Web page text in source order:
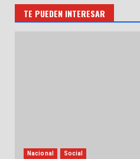
TE PUEDEN INTERESAR
Nacional Social